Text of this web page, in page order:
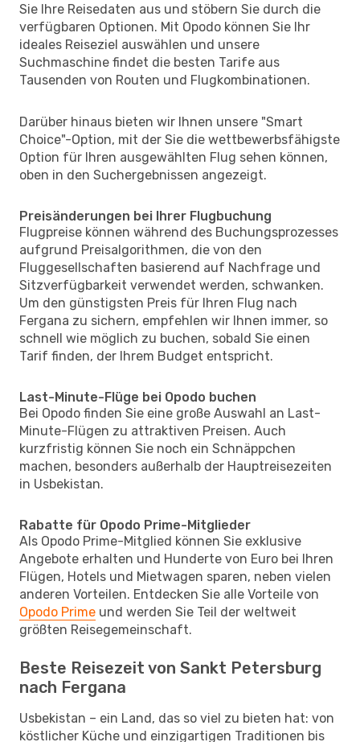
Sie Ihre Reisedaten aus und stöbern Sie durch die
verfügbaren Optionen. Mit Opodo können Sie Ihr
ideales Reiseziel auswählen und unsere
Suchmaschine findet die besten Tarife aus
Tausenden von Routen und Flugkombinationen.
Darüber hinaus bieten wir Ihnen unsere "Smart
Choice"-Option, mit der Sie die wettbewerbsfähigste
Option für Ihren ausgewählten Flug sehen können,
oben in den Suchergebnissen angezeigt.
Preisänderungen bei Ihrer Flugbuchung
Flugpreise können während des Buchungsprozesses
aufgrund Preisalgorithmen, die von den
Fluggesellschaften basierend auf Nachfrage und
Sitzverfügbarkeit verwendet werden, schwanken.
Um den günstigsten Preis für Ihren Flug nach
Fergana zu sichern, empfehlen wir Ihnen immer, so
schnell wie möglich zu buchen, sobald Sie einen
Tarif finden, der Ihrem Budget entspricht.
Last-Minute-Flüge bei Opodo buchen
Bei Opodo finden Sie eine große Auswahl an Last-
Minute-Flügen zu attraktiven Preisen. Auch
kurzfristig können Sie noch ein Schnäppchen
machen, besonders außerhalb der Hauptreisezeiten
in Usbekistan.
Rabatte für Opodo Prime-Mitglieder
Als Opodo Prime-Mitglied können Sie exklusive
Angebote erhalten und Hunderte von Euro bei Ihren
Flügen, Hotels und Mietwagen sparen, neben vielen
anderen Vorteilen. Entdecken Sie alle Vorteile von
Opodo Prime und werden Sie Teil der weltweit
größten Reisegemeinschaft.
Beste Reisezeit von Sankt Petersburg
nach Fergana
Usbekistan – ein Land, das so viel zu bieten hat: von
köstlicher Küche und einzigartigen Traditionen bis